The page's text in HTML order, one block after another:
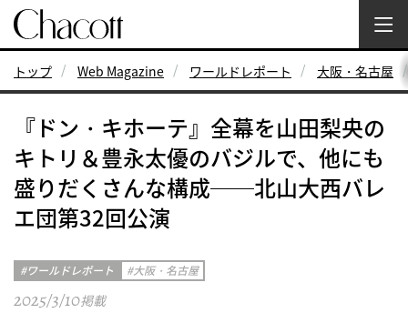
トップ Web Magazine ワールドレポート 大阪・名古屋
『ドン・キホーテ』全幕を山田梨央の
キトリ＆豊永太優のバジルで、他にも
盛りだくさんな構成──北山大西バレ
エ団第32回公演
ワールドレポート 大阪・名古屋
2025/3/10掲載